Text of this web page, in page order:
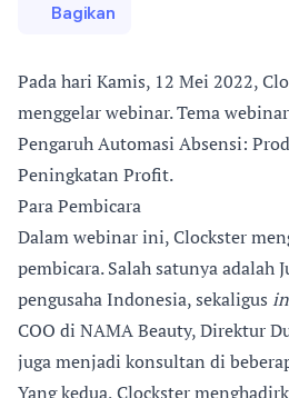
Bagikan
Pada hari Kamis, 12 Mei 2022,
menggelar webinar. Tema
Pengaruh Automasi Absensi:
Peningkatan Profit.
Para Pembicara
Dalam webinar ini, Clockster
pembicara. Salah satunya adalah
pengusaha Indonesia, sekaligus
COO di NAMA Beauty, Direktur
juga menjadi konsultan di
Yang kedua, Clockster